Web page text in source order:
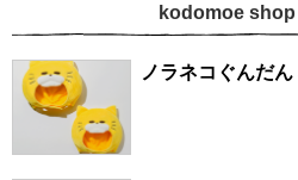
kodomoe shop
ノラネコぐんだ